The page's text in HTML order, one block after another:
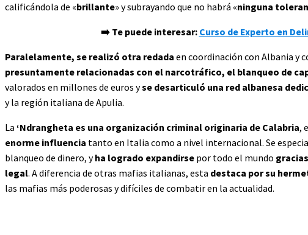
calificándola de «brillante» y subrayando que no habrá «ninguna
➡️ Te puede interesar: Curso de Experto en
Paralelamente, se realizó otra redada en coordinación con Albania y
presuntamente relacionadas con el narcotráfico, el blanqueo de
valorados en millones de euros yse desarticuló una red albanesa
y la región italiana de Apulia.
La ‘Ndrangheta es una organización criminal originaria de Calabria,
enorme influencia tanto en Italia como a nivel internacional. Se
blanqueo de dinero, yha logrado expandirse por todo el mundo
legal. A diferencia de otras mafias italianas, esta destaca por su
las mafias más poderosas y difíciles de combatir en la actualidad.